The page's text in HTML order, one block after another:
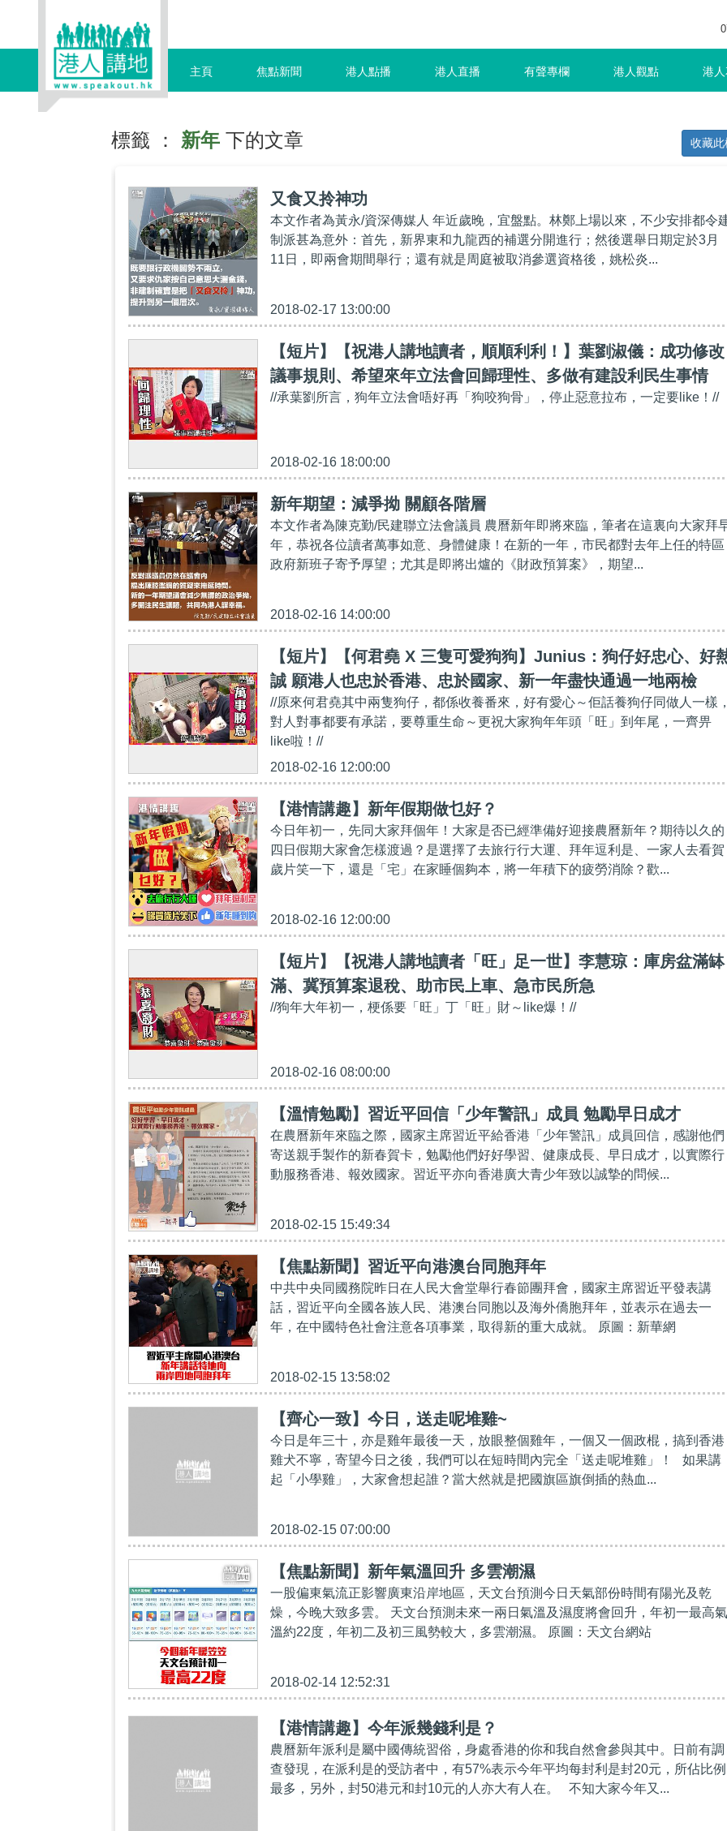
主頁 焦點新聞 港人點播 港人直播 有聲專欄 港人觀點 港
標籤 ： 新年 下的文章 收藏此
又食又拎神功
本文作者為黃永/資深傳媒人 年近歲晚，宜盤點。林鄭上場以來，不少安排都令
制派甚為意外：首先，新界東和九龍西的補選分開進行；然後選舉日期定於3月
11日，即兩會期間舉行；還有就是周庭被取消參選資格後，姚松炎...
2018-02-17 13:00:00
【短片】【祝港人講地讀者，順順利利！】葉劉淑儀：成功修改
議事規則、希望來年立法會回歸理性、多做有建設利民生事情
//承葉劉所言，狗年立法會唔好再「狗咬狗骨」，停止惡意拉布，一定要like！//
2018-02-16 18:00:00
新年期望：減爭拗 關顧各階層
本文作者為陳克勤/民建聯立法會議員 農曆新年即將來臨，筆者在這裏向大家拜
年，恭祝各位讀者萬事如意、身體健康！在新的​一年，市民都對去年上任的特區
政府新班子寄予厚望；尤其是即將出爐的《財政預算案》，期望...
2018-02-16 14:00:00
【短片】【何君堯 X 三隻可愛狗狗】Junius：狗仔好忠心、好
誠 願港人也忠於香港、忠於國家、新一年盡快通過一地兩檢
//原來何君堯其中兩隻狗仔，都係收養番來，好有愛心～佢話養狗仔同做人一樣
對人對事都要有承諾，要尊重生命～更祝大家狗年年頭「旺」到年尾，一齊畀
like啦！//
2018-02-16 12:00:00
【港情講趣】新年假期做乜好？
今日年初一，先同大家拜個年！大家是否已經準備好迎接農曆新年？期待以久的
四日假期大家會怎樣渡過？是選擇了去旅行行大運、拜年逗利是、一家人去看賀
歲片笑一下，還是「宅」在家睡個夠本，將一年積下的疲勞消除？歡...
2018-02-16 12:00:00
【短片】【祝港人講地讀者「旺」足一世】李慧琼：庫房盆滿缽
滿、冀預算案退稅、助市民上車、急市民所急
//狗年大年初一，梗係要「旺」丁「旺」財～like爆！//
2018-02-16 08:00:00
【溫情勉勵】習近平回信「少年警訊」成員 勉勵早日成才
在農曆新年來臨之際，國家主席習近平給香港「少年警訊」成員回信，感謝他們
寄送親手製作的新春賀卡，勉勵他們好好學習、健康成長、早日成才，以實際行
動服務香港、報效國家。習近平亦向香港廣大青少年致以誠摯的問候...
2018-02-15 15:49:34
【焦點新聞】習近平向港澳台同胞拜年
中共中央同國務院昨日在人民大會堂舉行春節團拜會，國家主席習近平發表講
話，習近平向全國各族人民、港澳台同胞以及海外僑胞拜年，並表示在過去一
年，在中國特色社會注意各項事業，取得新的重大成就。 原圖：新華網
2018-02-15 13:58:02
【齊心一致】今日，送走呢堆雞~
今日是年三十，亦是雞年最後一天，放眼整個雞年，一個又一個政棍，搞到香港
雞犬不寧，寄望今日之後，我們可以在短時間內完全「送走呢堆雞」！ 如果講
起「小學雞」，大家會想起誰？當大然就是把國旗區旗倒插的熱血...
2018-02-15 07:00:00
【焦點新聞】新年氣溫回升 多雲潮濕
一股偏東氣流正影響廣東沿岸地區，天文台預測今日天氣部份時間有陽光及乾
燥，今晚大致多雲。 天文台預測未來一兩日氣溫及濕度將會回升，年初一最高氣
溫約22度，年初二及初三風勢較大，多雲潮濕。 原圖：天文台網站
2018-02-14 12:52:31
【港情講趣】今年派幾錢利是？
農曆新年派利是屬中國傳統習俗，身處香港的你和我自然會參與其中。日前有調
查發現，在派利是的受訪者中，有57%表示今年平均每封利是封20元，所佔比例
最多，另外，封50港元和封10元的人亦大有人在。 不知大家今年又...